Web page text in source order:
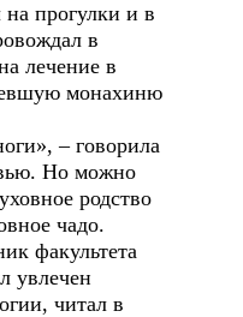
прогулки и в
в
лечение в
монахиню
– говорила
Но можно
родство
чадо.
факультета
увлечен
читал в